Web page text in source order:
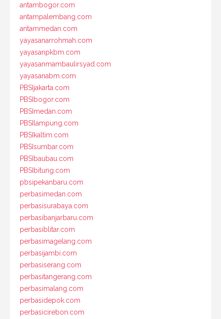
antambogor.com
antampalembang.com
antammedan.com
yayasanarrohmah.com
yayasanpkbm.com
yayasanmambaulirsyad.com
yayasanabm.com
PBSIjakarta.com
PBSIbogor.com
PBSImedan.com
PBSIlampung.com
PBSIkaltim.com
PBSIsumbar.com
PBSIbaubau.com
PBSIbitung.com
pbsipekanbaru.com
perbasimedan.com
perbasisurabaya.com
perbasibanjarbaru.com
perbasiblitar.com
perbasimagelang.com
perbasijambi.com
perbasiserang.com
perbasitangerang.com
perbasimalang.com
perbasidepok.com
perbasicirebon.com